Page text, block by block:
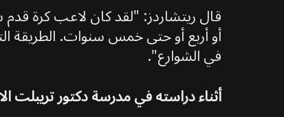
قال ريتشاردز: "لقد كان لاعب كرة
أو أربع أو حتى خمس سنوات. الطريقة
في الشوارع".
أثناء دراسته في مدرسة دكتور تريبلت